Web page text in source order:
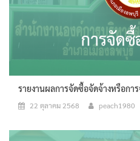
รายงานผลการจัดซื้อจัดจ้างหรือก
22 ตุลาคม 2568 peach1980